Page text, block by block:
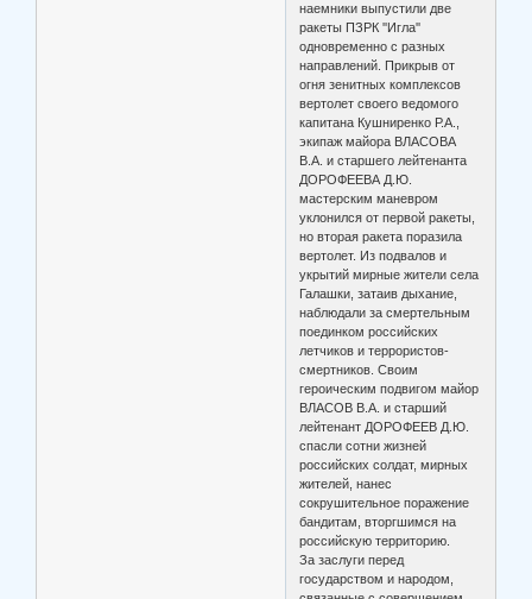
наемники выпустили две
ракеты ПЗРК ''Игла''
одновременно с разных
направлений. Прикрыв от
огня зенитных комплексов
вертолет своего ведомого
капитана Кушниренко Р.А.,
экипаж майора ВЛАСОВА
В.А. и старшего лейтенанта
ДОРОФЕЕВА Д.Ю.
мастерским маневром
уклонился от первой ракеты,
но вторая ракета поразила
вертолет. Из подвалов и
укрытий мирные жители села
Галашки, затаив дыхание,
наблюдали за смертельным
поединком российских
летчиков и террористов-
смертников. Своим
героическим подвигом майор
ВЛАСОВ В.А. и старший
лейтенант ДОРОФЕЕВ Д.Ю.
спасли сотни жизней
российских солдат, мирных
жителей, нанес
сокрушительное поражение
бандитам, вторгшимся на
российскую территорию.
За заслуги перед
государством и народом,